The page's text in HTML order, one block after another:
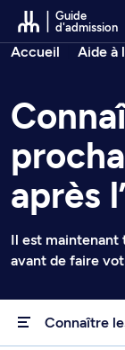
Passer au contenu
Guide
d'admission
Fil
Accueil Aide à
après
Il est maintenant
avant de faire
Connaître